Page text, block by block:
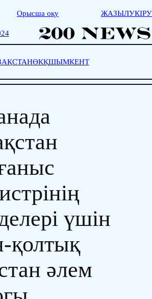
Орысша оқу ЖАЗЫЛУКІРУ
ӨКҚШЫМКЕНТ
үшін
қолтық
әлем